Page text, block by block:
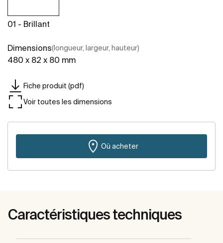
01 - Brillant
Dimensions(longueur, largeur, hauteur)
480 x 82 x 80 mm
Fiche produit (pdf)
Voir toutes les dimensions
Où acheter
Caractéristiques techniques